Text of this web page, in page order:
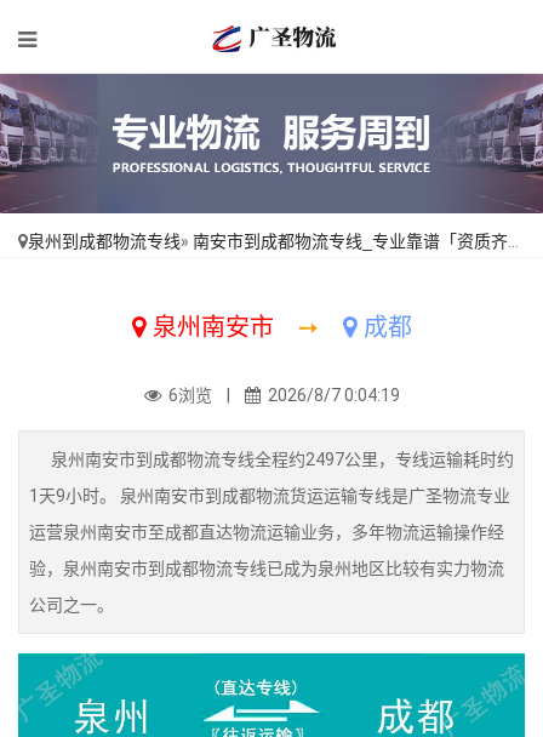
泉州到成都物流专线» 南安市到成都物流专线_专业靠谱「资质齐全」
泉州南安市 ➙ 成都
6浏览 | 2026/8/7 0:04:19
泉州南安市到成都物流专线全程约2497公里，专线运输耗时约
1天9小时。 泉州南安市到成都物流货运运输专线是广圣物流专业
运营泉州南安市至成都直达物流运输业务，多年物流运输操作经
验，泉州南安市到成都物流专线已成为泉州地区比较有实力物流
公司之一。